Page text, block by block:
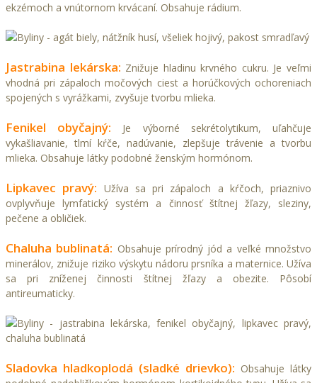
ekzémoch a vnútornom krvácaní. Obsahuje rádium.
Jastrabina lekárska: Znižuje hladinu krvného cukru. Je veľmi
vhodná pri zápaloch močových ciest a horúčkových ochoreniach
spojených s vyrážkami, zvyšuje tvorbu mlieka.
Fenikel obyčajný: Je výborné sekrétolytikum, uľahčuje
vykašliavanie, tlmí kŕče, nadúvanie, zlepšuje trávenie a tvorbu
mlieka. Obsahuje látky podobné ženským hormónom.
Lipkavec pravý: Užíva sa pri zápaloch a kŕčoch, priaznivo
ovplyvňuje lymfatický systém a činnosť štítnej žľazy, sleziny,
pečene a obličiek.
Chaluha bublinatá: Obsahuje prírodný jód a veľké množstvo
minerálov, znižuje riziko výskytu nádoru prsníka a maternice. Užíva
sa pri zníženej činnosti štítnej žľazy a obezite. Pôsobí
antireumaticky.
Sladovka hladkoplodá (sladké drievko): Obsahuje látky